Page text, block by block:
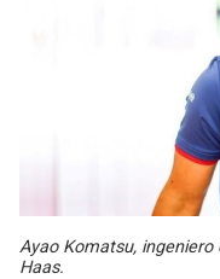
Ayao Komatsu,
Haas.